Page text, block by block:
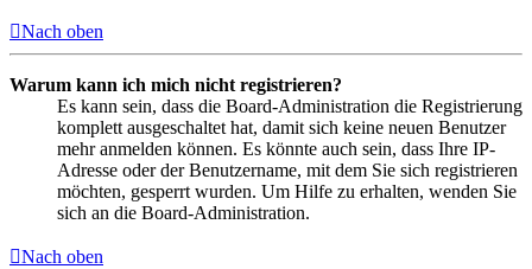
Nach oben
Warum kann ich mich nicht registrieren?
Es kann sein, dass die Board-Administration die Registrierung
komplett ausgeschaltet hat, damit sich keine neuen Benutzer
mehr anmelden können. Es könnte auch sein, dass Ihre IP-
Adresse oder der Benutzername, mit dem Sie sich registrieren
möchten, gesperrt wurden. Um Hilfe zu erhalten, wenden Sie
sich an die Board-Administration.
Nach oben